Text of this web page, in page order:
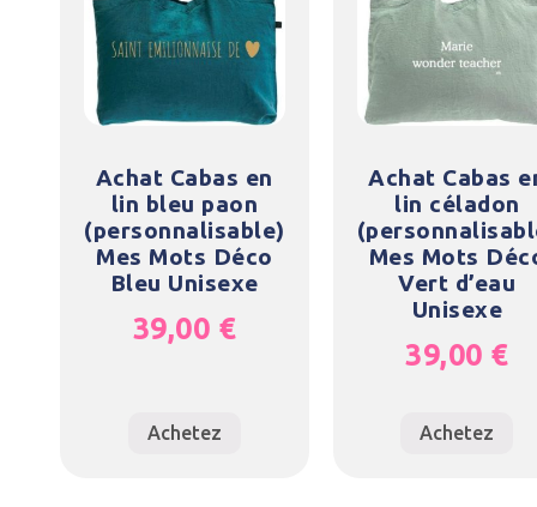
Achat Cabas en
lin bleu paon
(personnalisable)
Mes Mots Déco
Bleu Unisexe
39,00 €
Achetez
Achat Cabas
lin céladon
Mes Mots
Vert d’eau
Unisexe
39,00 €
Achetez